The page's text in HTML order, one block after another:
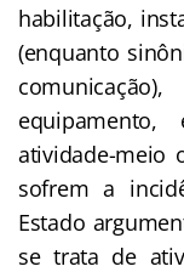
habilitação,
(enquanto
atividade-meio
sofrem a
Estado
se trata de